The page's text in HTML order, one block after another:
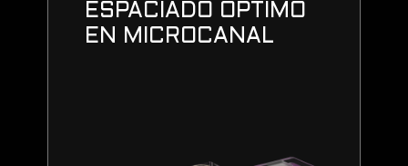
ESPACIADO ÓPTIMO
EN MICROCANAL